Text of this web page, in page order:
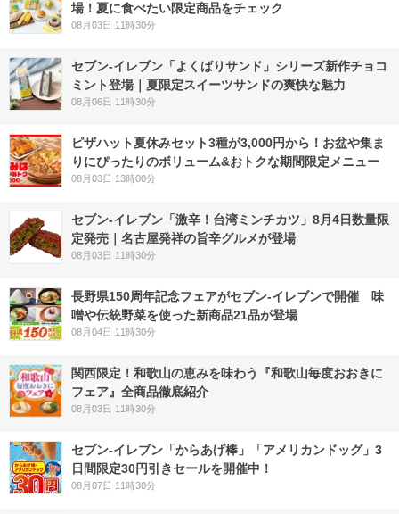
場！夏に食べたい限定商品をチェック
08月03日 11時30分
セブン‐イレブン「よくばりサンド」シリーズ新作チョコ
ミント登場｜夏限定スイーツサンドの爽快な魅力
08月06日 11時30分
ピザハット夏休みセット3種が3,000円から！お盆や集ま
りにぴったりのボリューム&おトクな期間限定メニュー
08月03日 13時00分
セブン-イレブン「激辛！台湾ミンチカツ」8月4日数量限
定発売｜名古屋発祥の旨辛グルメが登場
08月03日 11時30分
長野県150周年記念フェアがセブン-イレブンで開催 味
噌や伝統野菜を使った新商品21品が登場
08月04日 11時30分
関西限定！和歌山の恵みを味わう『和歌山毎度おおきに
フェア』全商品徹底紹介
08月03日 11時30分
セブン‐イレブン「からあげ棒」「アメリカンドッグ」3
日間限定30円引きセールを開催中！
08月07日 11時30分